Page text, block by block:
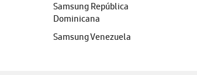
Samsung República
Dominicana
Samsung Venezuela